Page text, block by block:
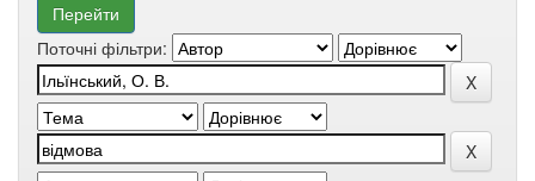
Поточні фільтри: